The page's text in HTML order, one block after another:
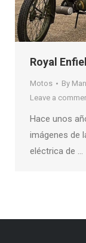
Royal
Motos By
Leave a
Hace unos
imágenes de
eléctrica de …